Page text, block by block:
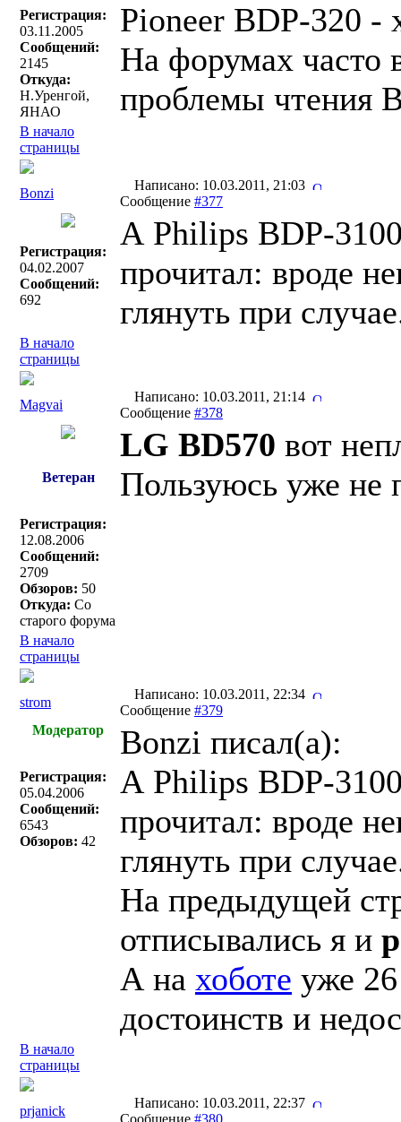
Регистрация:
03.11.2005
Сообщений:
2145
Откуда:
Н.Уренгой,
ЯНАО
Pioneer BDP-320 -
На форумах часто
проблемы чтения
В начало
страницы
Bonzi
Написано: 10.03.2011, 21:03
Сообщение #377
Регистрация:
04.02.2007
Сообщений:
692
А Philips BDP-
прочитал: вроде
глянуть при
В начало
страницы
Magvai
Написано: 10.03.2011, 21:14
Сообщение #378
Ветеран
Регистрация:
12.08.2006
Сообщений:
2709
Обзоров: 50
Откуда: Со
старого форума
LG BD570 вот
Пользуюсь уже не
В начало
страницы
strom
Написано: 10.03.2011, 22:34
Сообщение #379
Модератор
Регистрация:
05.04.2006
Сообщений:
6543
Обзоров: 42
Bonzi писал(a):
А Philips BDP-
прочитал: вроде
глянуть при
На предыдущей
отписывались я и
А на хоботе уже
достоинств и
В начало
страницы
prjanick
Написано: 10.03.2011, 22:37
Сообщение #380